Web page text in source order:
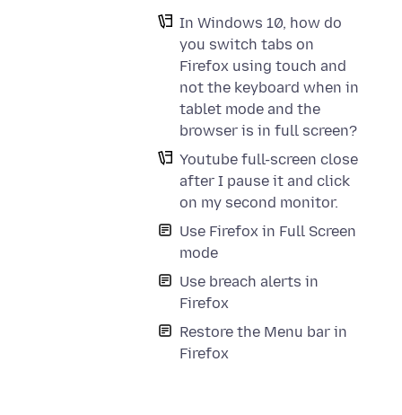
In Windows 10, how do
you switch tabs on
Firefox using touch and
not the keyboard when in
tablet mode and the
browser is in full screen?
Youtube full-screen close
after I pause it and click
on my second monitor.
Use Firefox in Full Screen
mode
Use breach alerts in
Firefox
Restore the Menu bar in
Firefox